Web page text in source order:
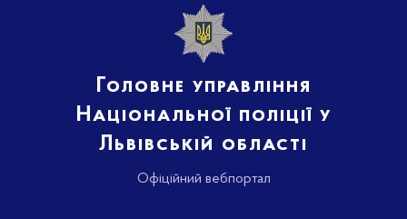
Головне управління
Національної поліції у
Львівській області
Офіційний вебпортал